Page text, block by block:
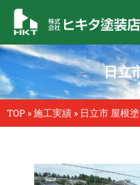
日立
TOP »施工実績 » 日立市 屋根